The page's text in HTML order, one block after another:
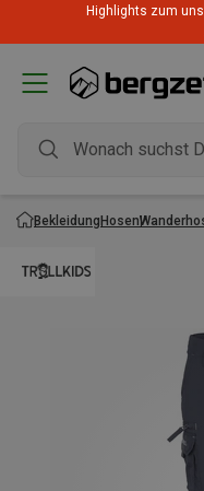
Highlights zum
BekleidungHosen